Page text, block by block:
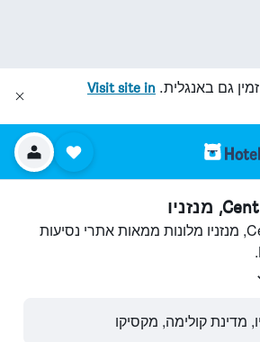
זמין גם באנגלית. Visit site in
חיפוש והשוואתCentro, מנזניו מלונות ממאות אתרי נסיעות